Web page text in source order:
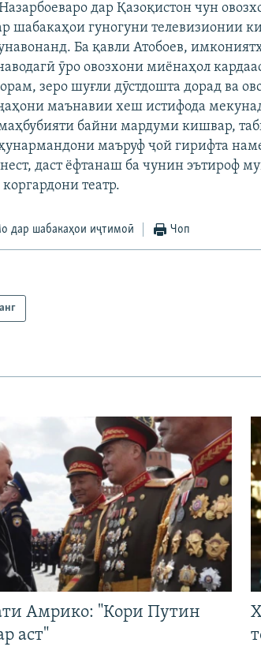
дар Қазоқистон чун
шабакаҳои гуногуни телевизионии
Ба қавли Атобоев,
ӯро овозхони миёнаҳол
зеро шуғли дӯстдошта дорад ва
маънавии хеш истифода
байни мардуми кишвар,
маъруф ҷой гирифта
даст ёфтанаш ба чунин эътироф
театр.
дар шабакаҳои иҷтимоӣ Чоп
Амрико: "Кори Путин
аст"